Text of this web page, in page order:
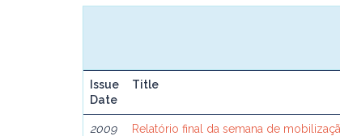
Issue
Date
Title
2009
Relatório final da semana de